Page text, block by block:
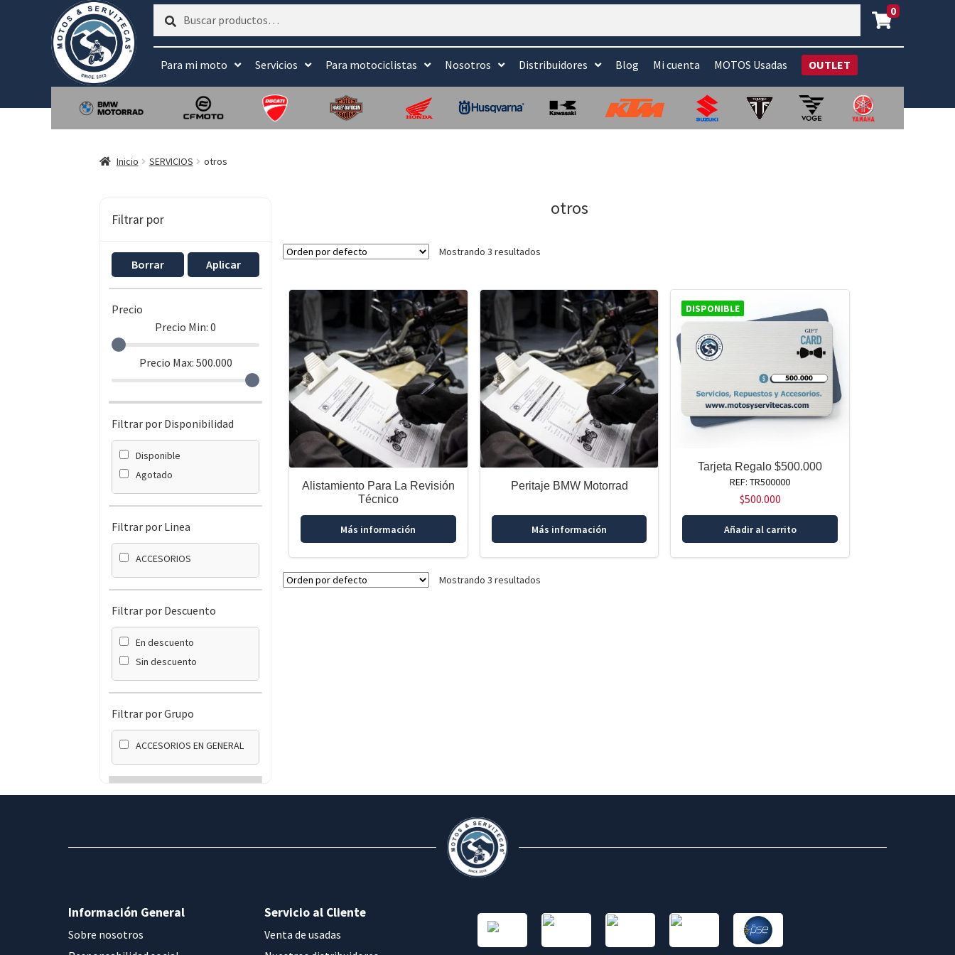
Buscar
Buscar 0
Para mi moto Servicios Para motociclistas Nosotros Distribuidores Blog Mi cuenta MOTOS Usadas OUTLET
Inicio SERVICIOS otros
Filtrar por
Borrar Aplicar
Precio
Precio Min:0
Precio Max: 500.000
Filtrar por Disponibilidad
Disponible
Agotado
Filtrar por Linea
ACCESORIOS
Filtrar por Descuento
En descuento
Sin descuento
Filtrar por Grupo
ACCESORIOS EN GENERAL
otros
Mostrando 3 resultados
Alistamiento Para La Revisión
Técnico
Más información
Peritaje BMW Motorrad
Más información
DISPONIBLE
Tarjeta Regalo $500.000
REF: TR500000
$500.000
Añadir al carrito
Mostrando 3 resultados
Información General
Sobre nosotros
Servicio al Cliente
Venta de usadas